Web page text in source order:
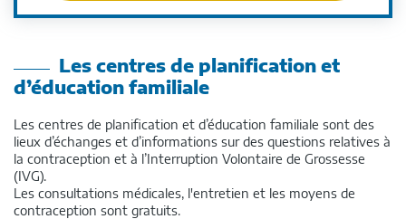
Les centres de planification et
d’éducation familiale
Les centres de planification et d’éducation familiale sont des
lieux d’échanges et d’informations sur des questions relatives à
la contraception et à l’Interruption Volontaire de Grossesse
(IVG).
Les consultations médicales, l'entretien et les moyens de
contraception sont gratuits.